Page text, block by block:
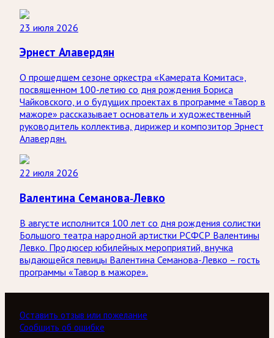
23 июля 2026
Эрнест Алавердян
О прошедшем сезоне оркестра «Камерата Комитас»,
посвященном 100-летию со дня рождения Бориса
Чайковского, и о будущих проектах в программе «Тавор в
мажоре» рассказывает основатель и художественный
руководитель коллектива, дирижер и композитор Эрнест
Алавердян.
22 июля 2026
Валентина Семанова-Левко
В августе исполнится 100 лет со дня рождения солистки
Большого театра народной артистки РСФСР Валентины
Левко. Продюсер юбилейных мероприятий, внучка
выдающейся певицы Валентина Семанова-Левко – гость
программы «Тавор в мажоре».
Оставить отзыв или пожелание
Сообщить об ошибке